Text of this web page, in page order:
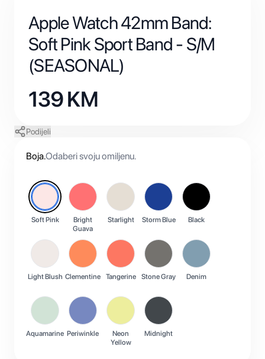
Apple Watch 42mm Band:
Soft Pink Sport Band - S/M
(SEASONAL)
139KM
Podijeli
Boja.Odaberi svoju omiljenu.
Soft Pink
Bright
Guava
Starlight Storm Blue Black
Light Blush Clementine Tangerine Stone Gray Denim
Aquamarine Periwinkle
Neon
Yellow
Midnight